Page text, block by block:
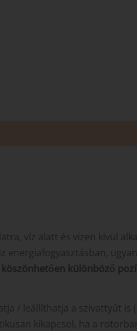
víz alatt és vízen kívül
energiafogyasztásban,
különböző
/ leállíthatja a szivattyút is
kikapcsol, ha a